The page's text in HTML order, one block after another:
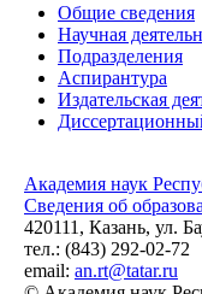
Общие сведения
Научная
Подразделения
Аспирантура
Издательская
Академия наук
Сведения об
420111, Казань, ул.
тел.: (843) 292-02-72
email: an.rt@tatar.ru